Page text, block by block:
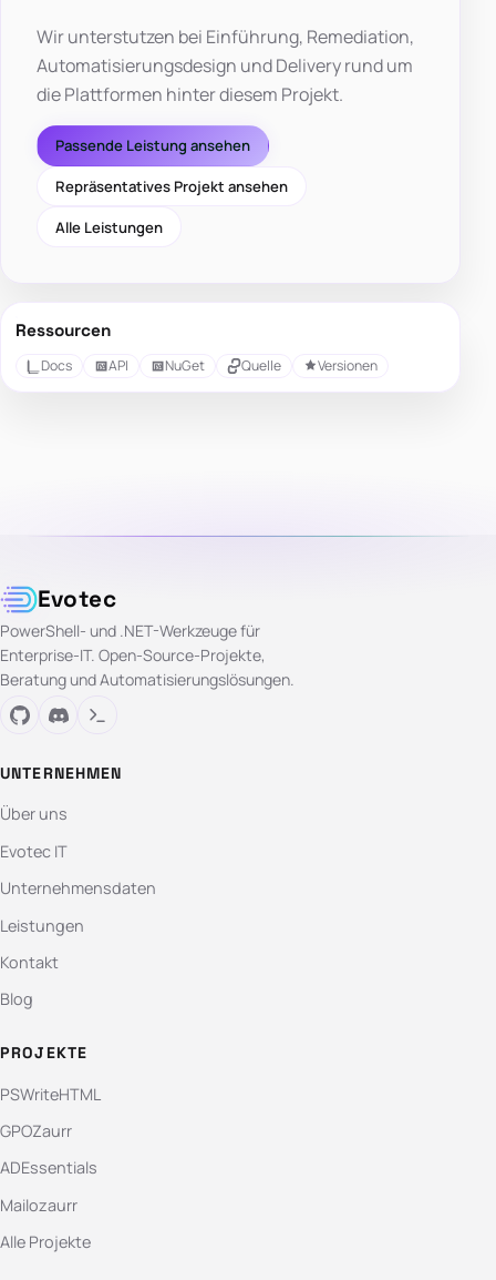
Wir unterstutzen bei Einführung, Remediation,
Automatisierungsdesign und Delivery rund um
die Plattformen hinter diesem Projekt.
Passende Leistung ansehen
Repräsentatives Projekt ansehen
Alle Leistungen
Ressourcen
Docs API NuGet Quelle Versionen
Evotec
PowerShell- und .NET-Werkzeuge für
Enterprise-IT. Open-Source-Projekte,
Beratung und Automatisierungslösungen.
UNTERNEHMEN
Über uns
Evotec IT
Unternehmensdaten
Leistungen
Kontakt
Blog
PROJEKTE
PSWriteHTML
GPOZaurr
ADEssentials
Mailozaurr
Alle Projekte